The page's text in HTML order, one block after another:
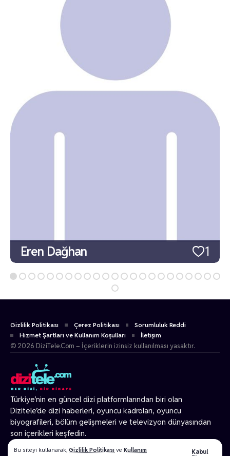
Bu siteyi kullanarak, Gizlilik Politikası ve Kullanım
Kabul
1
Eren Dağhan
Türkiye’nin en güncel dizi platformlarından biri olan
Dizitele’de dizi haberleri, oyuncu kadroları, oyuncu
biyografileri, bölüm gelişmeleri ve televizyon dünyasından
son içerikleri keşfedin.
© 2026 Tüm Hakları Gizlidir.
Gizlilik Politikası Çerez Politikası
Sorumluluk Reddi
Hizmet Şartları ve Kullanım Koşulları
İletişim
© 2026 DiziTele.Com – İçeriklerin izinsiz kullanılması yasaktır.